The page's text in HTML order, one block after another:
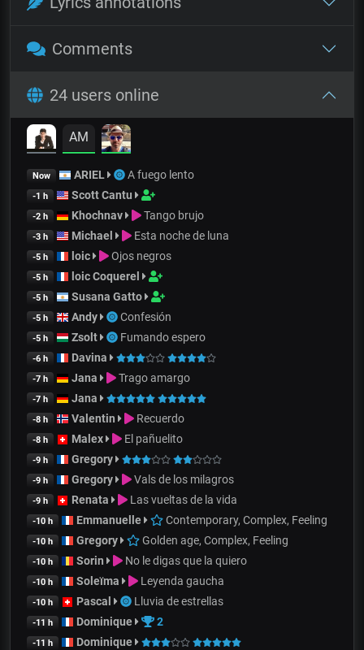
Comments
24 users online
AM
Now ARIEL A fuego lento
-1 h Scott Cantu
-2 h Khochnav Tango brujo
-3 h Michael Esta noche de luna
-5 h loic Ojos negros
-5 h loic Coquerel
-5 h Susana Gatto
-5 h Andy Confesión
-5 h Zsolt Fumando espero
-6 h Davina
-7 h Jana Trago amargo
-7 h Jana
-8 h Valentin Recuerdo
-8 h Malex El pañuelito
-9 h Gregory
-9 h Gregory Vals de los milagros
-9 h Renata Las vueltas de la vida
-10 h Emmanuelle Contemporary, Complex, Feeling
-10 h Gregory Golden age, Complex, Feeling
-10 h Sorin No le digas que la quiero
-10 h Soleïma Leyenda gaucha
-10 h Pascal Lluvia de estrellas
-11 h Dominique 2
-11 h Dominique